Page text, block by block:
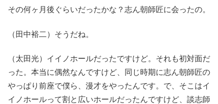
その何ヶ月後ぐらいだったかな？志ん朝師匠に会ったの。
（田中裕二）そうだね。
（太田光）イイノホールだったですけど。それも初対面だ
った。本当に偶然なんですけど、同じ時期に志ん朝師匠の
やっぱり前座で僕ら、漫才をやったんです。で、そこはイ
イノホールって割と広いホールだったんですけど、談志師